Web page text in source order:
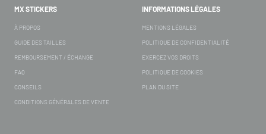
MX STICKERS
À PROPOS
GUIDE DES TAILLES
REMBOURSEMENT / ÉCHANGE
FAQ
CONSEILS
CONDITIONS GÉNÉRALES DE VENTE
INFORMATIONS LÉGALES
MENTIONS LÉGALES
POLITIQUE DE CONFIDENTIALITÉ
EXERCEZ VOS DROITS
POLITIQUE DE COOKIES
PLAN DU SITE